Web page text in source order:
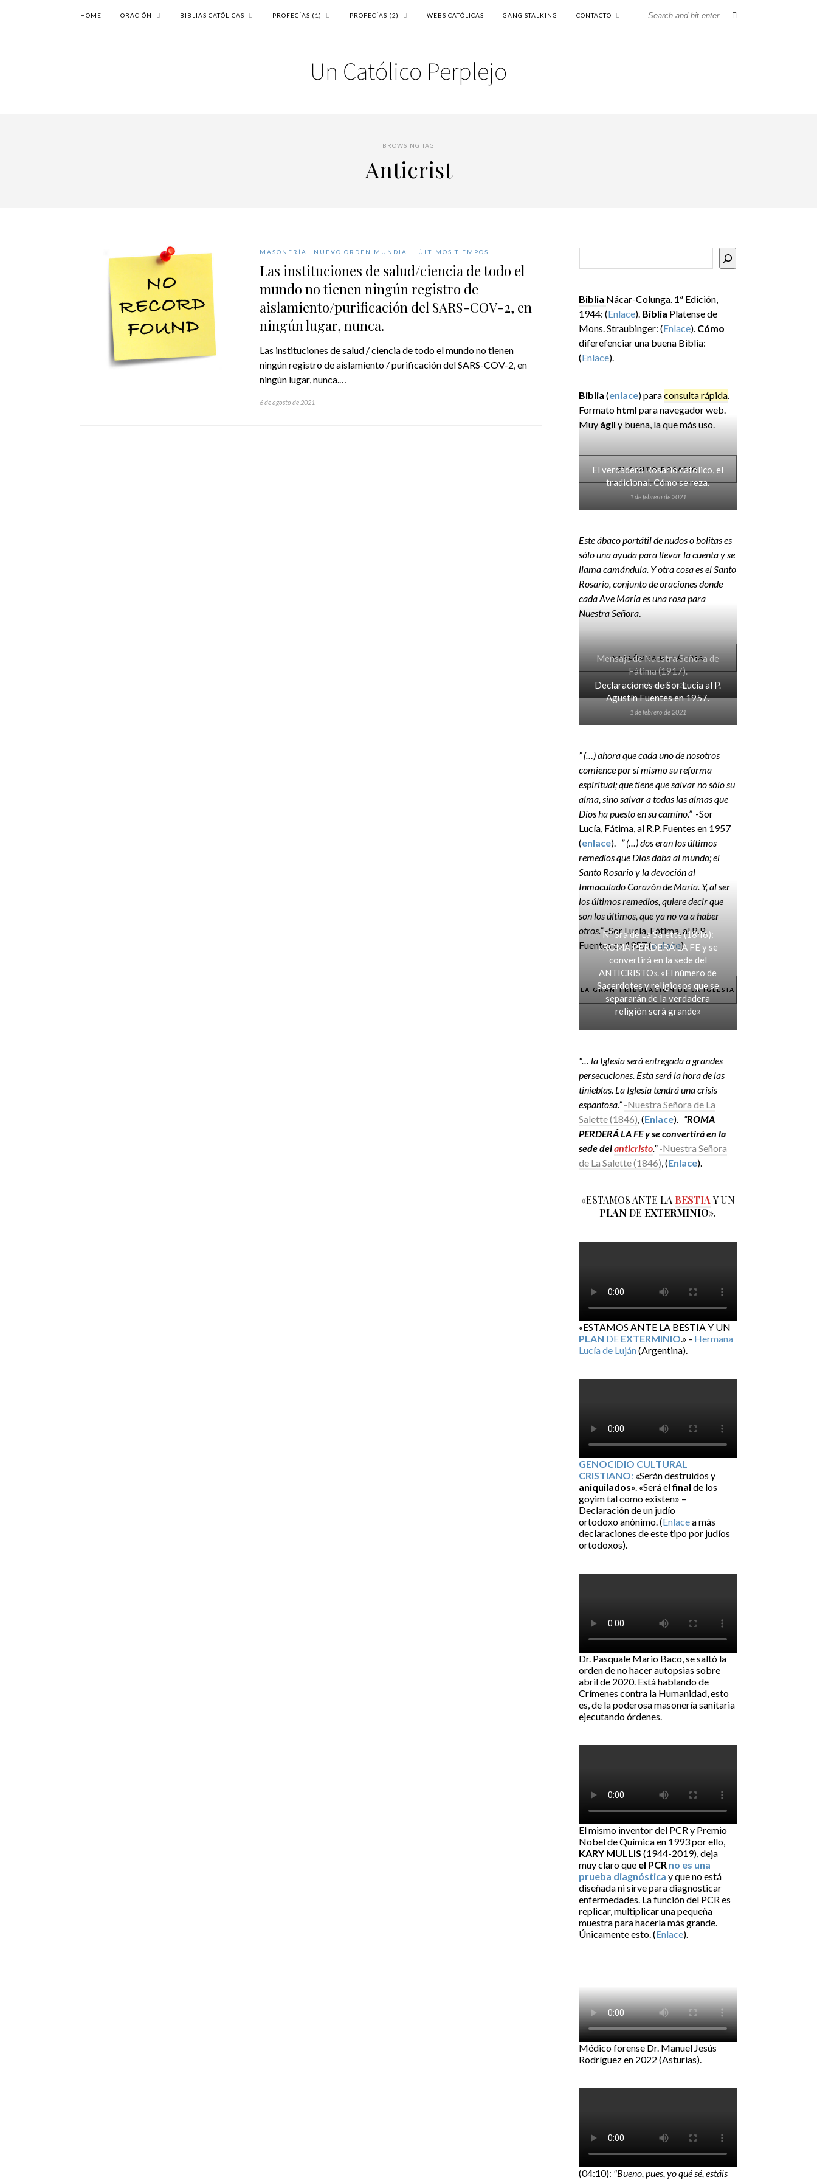
HOME ORACIÓN BIBLIAS CATÓLICAS PROFECÍAS (1) PROFECÍAS (2) WEBS CATÓLICAS GANG STALKING CONTACTO
BROWSING TAG
Anticrist
MASONERÍA NUEVO ORDEN MUNDIAL ÚLTIMOS TIEMPOS
Las instituciones de salud/ciencia de todo el
mundo no tienen ningún registro de
aislamiento/purificación del SARS-COV-2, en
ningún lugar, nunca.
Las instituciones de salud / ciencia de todo el mundo no tienen
ningún registro de aislamiento / purificación del SARS-COV-2, en
ningún lugar, nunca.…
6 de agosto de 2021
Biblia Nácar-Colunga. 1ª Edición,
1944: (Enlace). Biblia Platense de
Mons. Straubinger: (Enlace). Cómo
diferefenciar una buena Biblia:
(Enlace).
Biblia (enlace) paraconsulta rápida.
Formato html para navegador web.
Muy ágily buena, la que más uso.
EL SANTO ROSARIO
El verdadero Rosario católico, el
tradicional. Cómo se reza.
1 de febrero de 2021
Este ábaco portátil de nudos o bolitas es
sólo una ayuda para llevar la cuenta y se
llama camándula. Y otra cosa es el Santo
Rosario, conjunto de oraciones donde
cada Ave María es una rosa para
Nuestra Señora.
Nª SEÑORA DE FÁTIMA
Mensaje de Nuestra Señora de
Fátima (1917).
2 de febrero de 2021
Declaraciones de Sor Lucía al P.
Agustín Fuentes en 1957.
1 de febrero de 2021
” (…) ahora que cada uno de nosotros
comience por sí mismo su reforma
espiritual; que tiene que salvar no sólo su
alma, sino salvar a todas las almas que
Dios ha puesto en su camino.” -Sor
Lucía, Fátima, al R.P. Fuentes en 1957
(enlace). ” (…) dos eran los últimos
remedios que Dios daba al mundo; el
Santo Rosario y la devoción al
Inmaculado Corazón de María. Y, al ser
los últimos remedios, quiere decir que
son los últimos, que ya no va a haber
otros.”-Sor Lucía, Fátima, al R.P.
Fuentes en 1957 (enlace).
LA GRAN TRIBULACIÓN DE LA IGLESIA
Nª Sra de La Salette (1846):
«ROMA PERDERÁ LA FE y se
convertirá en la sede del
ANTICRISTO». «El número de
Sacerdotes y religiosos que se
separarán de la verdadera
religión será grande»
"… la Iglesia será entregada a grandes
persecuciones. Esta será la hora de las
tinieblas. La Iglesia tendrá una crisis
espantosa.” -Nuestra Señora de La
Salette (1846), (Enlace). “ROMA
PERDERÁ LA FE y se convertirá en la
sede delanticristo.” -Nuestra Señora
de La Salette (1846), (Enlace).
«ESTAMOS ANTE LA BESTIA Y UN
PLAN DE EXTERMINIO».
«ESTAMOS ANTE LA BESTIA Y UN
PLAN DE EXTERMINIO.» - Hermana
Lucía de Luján(Argentina).
GENOCIDIO CULTURAL
CRISTIANO: «Serán destruidos y
aniquilados». «Será elfinal de los
goyim tal como existen» –
Declaración de un judío
ortodoxo anónimo. (Enlacea más
declaraciones de este tipo por judíos
ortodoxos).
Dr. Pasquale Mario Baco, se saltó la
orden de no hacer autopsias sobre
abril de 2020. Está hablando de
Crímenes contra la Humanidad, esto
es, de la poderosa masonería sanitaria
ejecutando órdenes.
El mismo inventor del PCR y Premio
Nobel de Química en 1993 por ello,
KARY MULLIS (1944-2019), deja
muy claro que el PCR no es una
prueba diagnóstica y que no está
diseñada ni sirve para diagnosticar
enfermedades. La función del PCR es
replicar, multiplicar una pequeña
muestra para hacerla más grande.
Únicamente esto. (Enlace).
Médico forense Dr. Manuel Jesús
Rodríguez en 2022 (Asturias).
(04:10): "Bueno, pues, yo qué sé, estáis